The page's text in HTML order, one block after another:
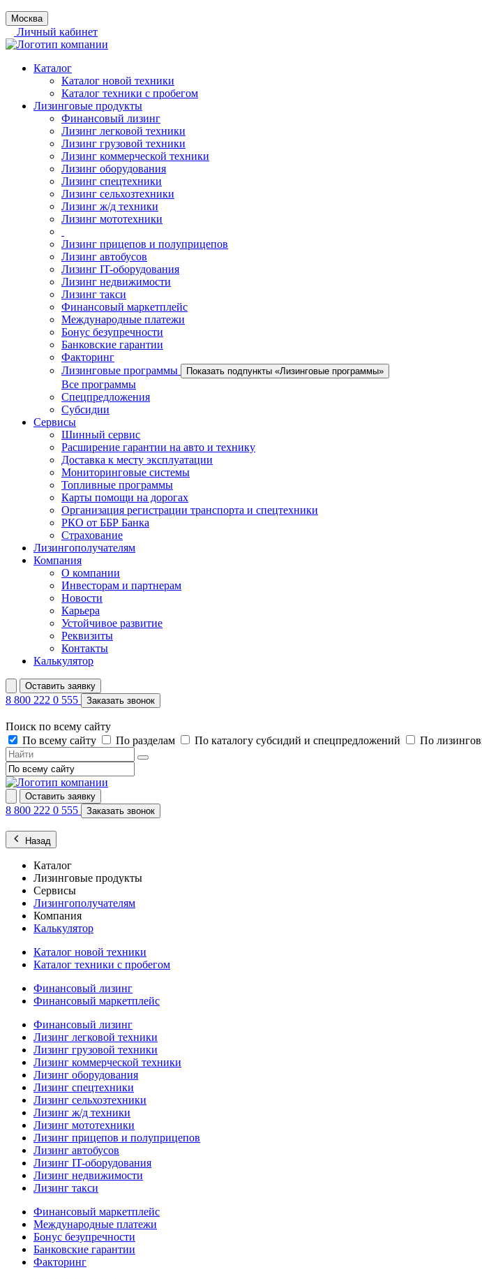
Москва
Личный кабинет
Каталог
Каталог новой техники
Каталог техники с пробегом
Лизинговые продукты
Финансовый лизинг
Лизинг легковой техники
Лизинг грузовой техники
Лизинг коммерческой техники
Лизинг оборудования
Лизинг спецтехники
Лизинг сельхозтехники
Лизинг ж/д техники
Лизинг мототехники
Лизинг прицепов и полуприцепов
Лизинг автобусов
Лизинг IT-оборудования
Лизинг недвижимости
Лизинг такси
Финансовый маркетплейс
Международные платежи
Бонус безупречности
Банковские гарантии
Факторинг
Лизинговые программы
Показать подпункты «Лизинговые программы»
Все программы
Спецпредложения
Субсидии
Сервисы
Шинный сервис
Расширение гарантии на авто и технику
Доставка к месту эксплуатации
Мониторинговые системы
Топливные программы
Карты помощи на дорогах
Организация регистрации транспорта и спецтехники
РКО от ББР Банка
Страхование
Лизингополучателям
Компания
О компании
Инвесторам и партнерам
Новости
Карьера
Устойчивое развитие
Реквизиты
Контакты
Калькулятор
Оставить заявку
8 800 222 0 555 Заказать звонок
Поиск по всему сайту
По всему сайту
По разделам По каталогу субсидий и спецпредложений По
Оставить заявку
8 800 222 0 555 Заказать звонок
Назад
Каталог
Лизинговые продукты
Сервисы
Лизингополучателям
Компания
Калькулятор
Каталог новой техники
Каталог техники с пробегом
Финансовый лизинг
Финансовый маркетплейс
Финансовый лизинг
Лизинг легковой техники
Лизинг грузовой техники
Лизинг коммерческой техники
Лизинг оборудования
Лизинг спецтехники
Лизинг сельхозтехники
Лизинг ж/д техники
Лизинг мототехники
Лизинг прицепов и полуприцепов
Лизинг автобусов
Лизинг IT-оборудования
Лизинг недвижимости
Лизинг такси
Финансовый маркетплейс
Международные платежи
Бонус безупречности
Банковские гарантии
Факторинг